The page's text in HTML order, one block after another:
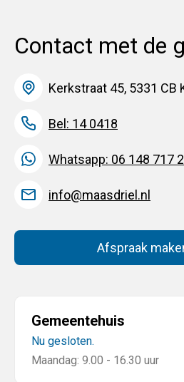
Contact met de
Kerkstraat 45, 5331 CB
Bel: 14 0418
Whatsapp: 06 148 717
info@maasdriel.nl
Afspraak(Deze
Gemeentehuis
Nu gesloten.
Maandag: 9.00 - 16.30 uur